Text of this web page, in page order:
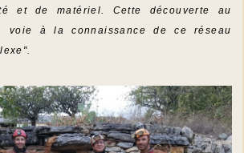
et de matériel. Cette découverte au
à la connaissance de ce réseau